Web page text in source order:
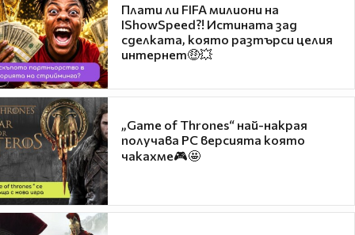
Плати ли FIFA милиони на
IShowSpeed?! Истината зад
сделката, която разтърси целия
интернет🤑💥
„Game of Thrones“ най-накрая
получава PC версията която
чакахме🎮🤩